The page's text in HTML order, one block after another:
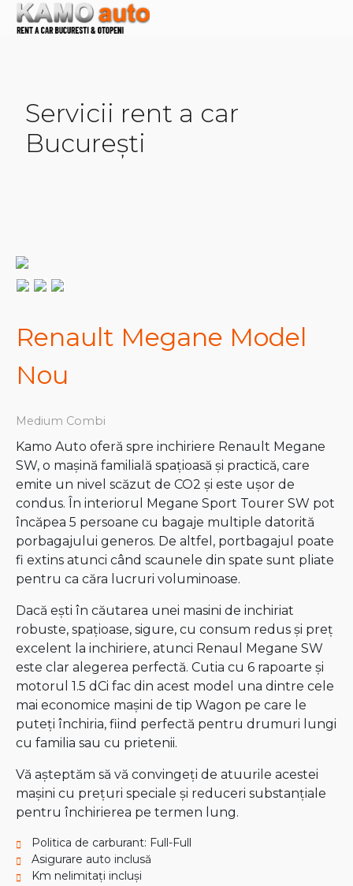
Servicii rent a car
București
Renault Megane Model
Nou
Medium Combi
Kamo Auto oferă spre inchiriere Renault Megane
SW, o mașină familială spațioasă și practică, care
emite un nivel scăzut de CO2 și este ușor de
condus. În interiorul Megane Sport Tourer SW pot
încăpea 5 persoane cu bagaje multiple datorită
porbagajului generos. De altfel, portbagajul poate
fi extins atunci când scaunele din spate sunt pliate
pentru ca căra lucruri voluminoase.
Dacă ești în căutarea unei masini de inchiriat
robuste, spațioase, sigure, cu consum redus și preț
excelent la inchiriere, atunci Renaul Megane SW
este clar alegerea perfectă. Cutia cu 6 rapoarte și
motorul 1.5 dCi fac din acest model una dintre cele
mai economice mașini de tip Wagon pe care le
puteți închiria, fiind perfectă pentru drumuri lungi
cu familia sau cu prietenii.
Vă așteptăm să vă convingeți de atuurile acestei
mașini cu prețuri speciale și reduceri substanțiale
pentru închirierea pe termen lung.
Politica de carburant: Full-Full
Asigurare auto inclusă
Km nelimitați incluși